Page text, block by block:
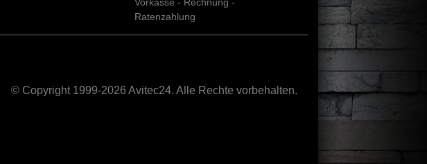
Ratenzahlung
© Copyright 1999-2026 Avitec24. Alle Rechte vorbehalten.